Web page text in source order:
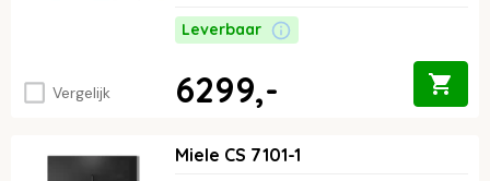
Vergelijk
Leverbaar
6299,-
Miele CS 7101-1